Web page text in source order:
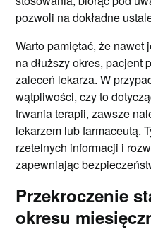
pozwoli na dokładne
Warto pamiętać, że
na dłuższy okres, pacjent
zaleceń lekarza. W
wątpliwości, czy to
trwania terapii, zawsze
lekarzem lub farmaceutą.
rzetelnych informacji i
zapewniając
Przekroczenie
okresu